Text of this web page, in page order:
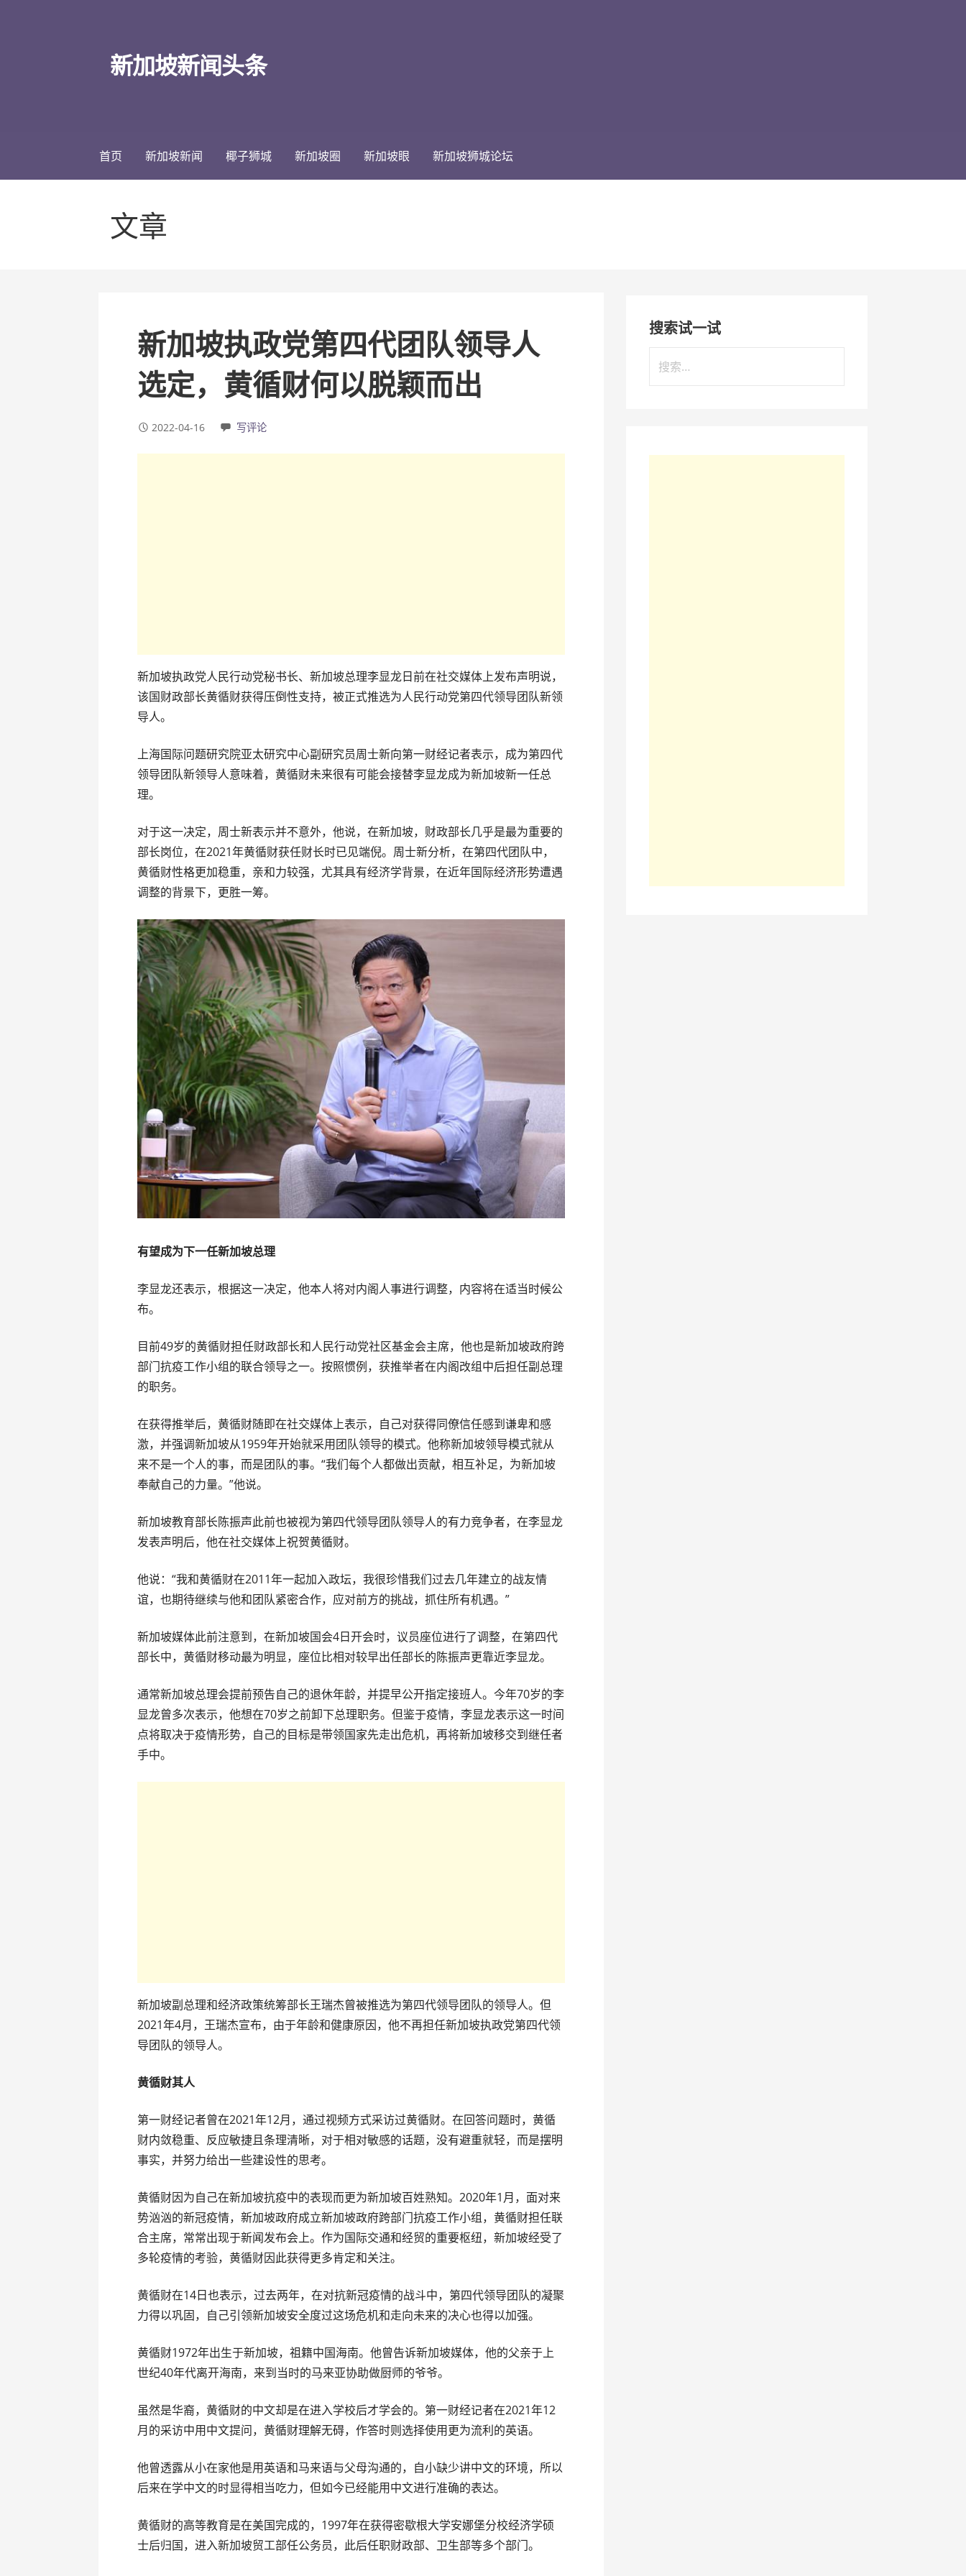
新加坡新闻头条
首页 新加坡新闻 椰子狮城 新加坡圈 新加坡眼 新加坡狮城论坛
文章
新加坡执政党第四代团队领导人
选定，黄循财何以脱颖而出
2022-04-16 写评论
新加坡执政党人民行动党秘书长、新加坡总理李显龙日前在社交媒体上发布声明说，
该国财政部长黄循财获得压倒性支持，被正式推选为人民行动党第四代领导团队新领
导人。
上海国际问题研究院亚太研究中心副研究员周士新向第一财经记者表示，成为第四代
领导团队新领导人意味着，黄循财未来很有可能会接替李显龙成为新加坡新一任总
理。
对于这一决定，周士新表示并不意外，他说，在新加坡，财政部长几乎是最为重要的
部长岗位，在2021年黄循财获任财长时已见端倪。周士新分析，在第四代团队中，
黄循财性格更加稳重，亲和力较强，尤其具有经济学背景，在近年国际经济形势遭遇
调整的背景下，更胜一筹。
有望成为下一任新加坡总理
李显龙还表示，根据这一决定，他本人将对内阁人事进行调整，内容将在适当时候公
布。
目前49岁的黄循财担任财政部长和人民行动党社区基金会主席，他也是新加坡政府跨
部门抗疫工作小组的联合领导之一。按照惯例，获推举者在内阁改组中后担任副总理
的职务。
在获得推举后，黄循财随即在社交媒体上表示，自己对获得同僚信任感到谦卑和感
激，并强调新加坡从1959年开始就采用团队领导的模式。他称新加坡领导模式就从
来不是一个人的事，而是团队的事。“我们每个人都做出贡献，相互补足，为新加坡
奉献自己的力量。”他说。
新加坡教育部长陈振声此前也被视为第四代领导团队领导人的有力竞争者，在李显龙
发表声明后，他在社交媒体上祝贺黄循财。
他说：“我和黄循财在2011年一起加入政坛，我很珍惜我们过去几年建立的战友情
谊，也期待继续与他和团队紧密合作，应对前方的挑战，抓住所有机遇。”
新加坡媒体此前注意到，在新加坡国会4日开会时，议员座位进行了调整，在第四代
部长中，黄循财移动最为明显，座位比相对较早出任部长的陈振声更靠近李显龙。
通常新加坡总理会提前预告自己的退休年龄，并提早公开指定接班人。今年70岁的李
显龙曾多次表示，他想在70岁之前卸下总理职务。但鉴于疫情，李显龙表示这一时间
点将取决于疫情形势，自己的目标是带领国家先走出危机，再将新加坡移交到继任者
手中。
新加坡副总理和经济政策统筹部长王瑞杰曾被推选为第四代领导团队的领导人。但
2021年4月，王瑞杰宣布，由于年龄和健康原因，他不再担任新加坡执政党第四代领
导团队的领导人。
黄循财其人
第一财经记者曾在2021年12月，通过视频方式采访过黄循财。在回答问题时，黄循
财内敛稳重、反应敏捷且条理清晰，对于相对敏感的话题，没有避重就轻，而是摆明
事实，并努力给出一些建设性的思考。
黄循财因为自己在新加坡抗疫中的表现而更为新加坡百姓熟知。2020年1月，面对来
势汹汹的新冠疫情，新加坡政府成立新加坡政府跨部门抗疫工作小组，黄循财担任联
合主席，常常出现于新闻发布会上。作为国际交通和经贸的重要枢纽，新加坡经受了
多轮疫情的考验，黄循财因此获得更多肯定和关注。
黄循财在14日也表示，过去两年，在对抗新冠疫情的战斗中，第四代领导团队的凝聚
力得以巩固，自己引领新加坡安全度过这场危机和走向未来的决心也得以加强。
黄循财1972年出生于新加坡，祖籍中国海南。他曾告诉新加坡媒体，他的父亲于上
世纪40年代离开海南，来到当时的马来亚协助做厨师的爷爷。
虽然是华裔，黄循财的中文却是在进入学校后才学会的。第一财经记者在2021年12
月的采访中用中文提问，黄循财理解无碍，作答时则选择使用更为流利的英语。
他曾透露从小在家他是用英语和马来语与父母沟通的，自小缺少讲中文的环境，所以
后来在学中文的时显得相当吃力，但如今已经能用中文进行准确的表达。
黄循财的高等教育是在美国完成的，1997年在获得密歇根大学安娜堡分校经济学硕
士后归国，进入新加坡贸工部任公务员，此后任职财政部、卫生部等多个部门。
搜索试一试
索